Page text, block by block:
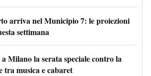
arriva nel Municipio 7: le proiezioni
settimana
Milano la serata speciale contro la
tra musica e cabaret